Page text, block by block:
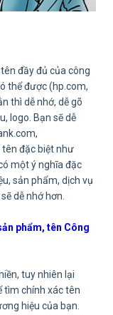
đầy đủ của công
thể được (hp.com,
thì dễ nhớ, dễ gõ
logo. Bạn sẽ dễ
tên đặc biệt như
một ý nghĩa đặc
sản phẩm, dịch vụ
dễ nhớ hơn.
phẩm, tên Công
tuy nhiên lại
tìm chính xác tên
hiệu của bạn.